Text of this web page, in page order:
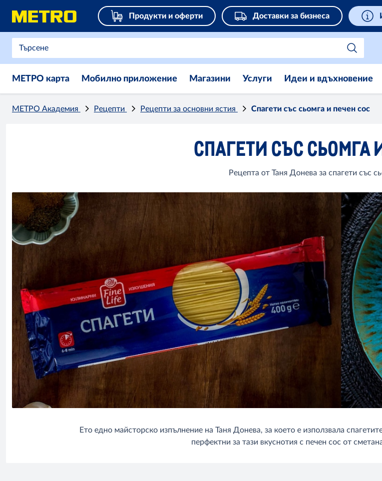
Продукти и оферти Доставки за бизнеса
МЕТРО карта Мобилно приложение Магазини Услуги Идеи и вдъхновение
МЕТРО Академия Рецепти Рецепти за основни ястия Спагети със сьомга и печен сос
СПАГЕТИ СЪС СЬОМГА
Рецепта от Таня Донева за спагети със
Ето едно майсторско изпълнение на Таня Донева, за което е използвала
перфектни за тази вкуснотия с печен сос от